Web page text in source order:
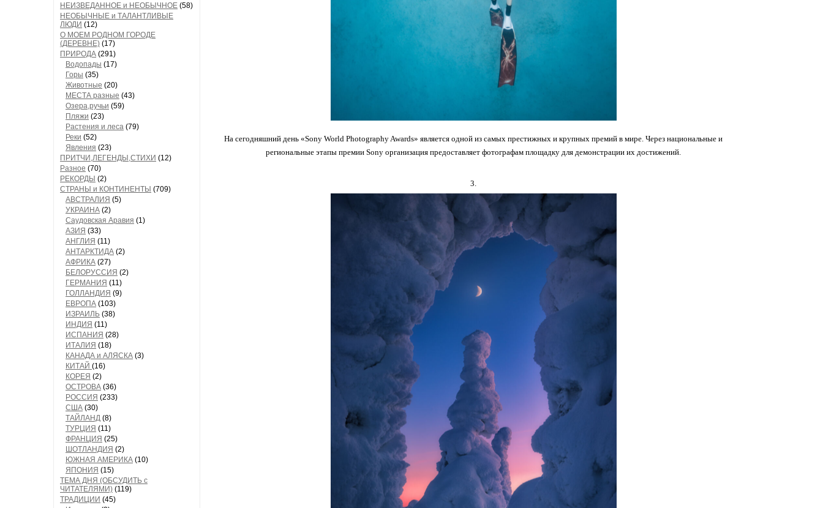
НЕИЗВЕДАННОЕ и НЕОБЫЧНОЕ (58)
НЕОБЫЧНЫЕ и ТАЛАНТЛИВЫЕ
ЛЮДИ (12)
О МОЕМ РОДНОМ ГОРОДЕ
(ДЕРЕВНЕ) (17)
ПРИРОДА (291)
Водопады (17)
Горы (35)
Животные (20)
МЕСТА разные (43)
Озера,ручьи (59)
Пляжи (23)
Растения и леса (79)
Реки (52)
Явления (23)
ПРИТЧИ,ЛЕГЕНДЫ,СТИХИ (12)
Разное (70)
РЕКОРДЫ (2)
СТРАНЫ и КОНТИНЕНТЫ (709)
АВСТРАЛИЯ (5)
УКРАИНА (2)
Саудовская Аравия (1)
АЗИЯ (33)
АНГЛИЯ (11)
АНТАРКТИДА (2)
АФРИКА (27)
БЕЛОРУССИЯ (2)
ГЕРМАНИЯ (11)
ГОЛЛАНДИЯ (9)
ЕВРОПА (103)
ИЗРАИЛЬ (38)
ИНДИЯ (11)
ИСПАНИЯ (28)
ИТАЛИЯ (18)
КАНАДА и АЛЯСКА (3)
КИТАЙ (16)
КОРЕЯ (2)
ОСТРОВА (36)
РОССИЯ (233)
США (30)
ТАЙЛАНД (8)
ТУРЦИЯ (11)
ФРАНЦИЯ (25)
ШОТЛАНДИЯ (2)
ЮЖНАЯ АМЕРИКА (10)
ЯПОНИЯ (15)
ТЕМА ДНЯ (ОБСУДИТЬ с
ЧИТАТЕЛЯМИ) (119)
ТРАДИЦИИ (45)
На сегодняшний день «Sony World Photography Awards» является одной из самых престижных и крупных премий в мире. Через национальные и
региональные этапы премии Sony организация предоставляет фотографам площадку для демонстрации их достижений.
3.